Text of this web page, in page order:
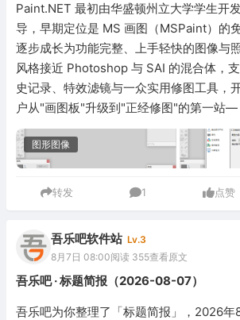
Paint.NET 最初由华盛顿州立大学学生开
导，早期定位是 MS 画图（MSPaint）的
逐步成长为功能完整、上手轻快的图像与
风格接近 Photoshop 与 SAI 的混合体，
史记录、特效滤镜与一众实用修图工具，
户从"画图板"升级到"正经修图"的第一站—
图形图像
转发 1 点赞
吾乐吧软件站 Lv.3
8月7日 08:00阅读 355查看原文
吾乐吧 · 标题简报（2026-08-07）
吾乐吧为你整理了「标题简报」，2026年